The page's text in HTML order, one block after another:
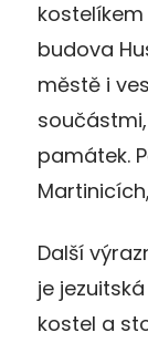
budova
městě i
památek.
Další
je
kostel a